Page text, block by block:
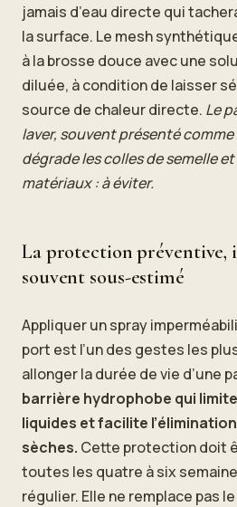
jamais d’eau directe qui
la surface. Le mesh
à la brosse douce avec une
diluée, à condition de laisser
source de chaleur directe. Le
laver, souvent présenté
dégrade les colles de semelle
matériaux : à éviter.
La protection préventive,
souvent sous-estimé
Appliquer un spray
port est l’un des gestes les
allonger la durée de vie d’une
barrière hydrophobe qui
liquides et facilite
sèches. Cette protection doit
toutes les quatre à six
régulier. Elle ne remplace pas